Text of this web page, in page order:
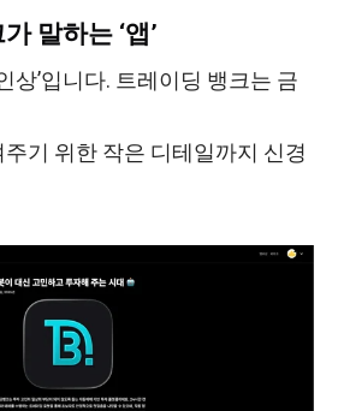
말하는 ‘앱’
상’입니다. 트레이딩 뱅크는 금
기 위한 작은 디테일까지 신경